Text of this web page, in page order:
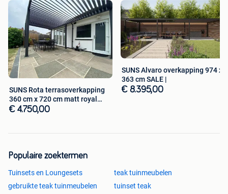
SUNS Rota terrasoverkapping
360 cm x 720 cm matt royal
grey
€ 4.750,00
SUNS Alvaro overkapping 974 x
363 cm SALE |
€ 8.395,00
Populaire zoektermen
Tuinsets en Loungesets
teak tuinmeubelen
gebruikte teak tuinmeubelen
tuinset teak